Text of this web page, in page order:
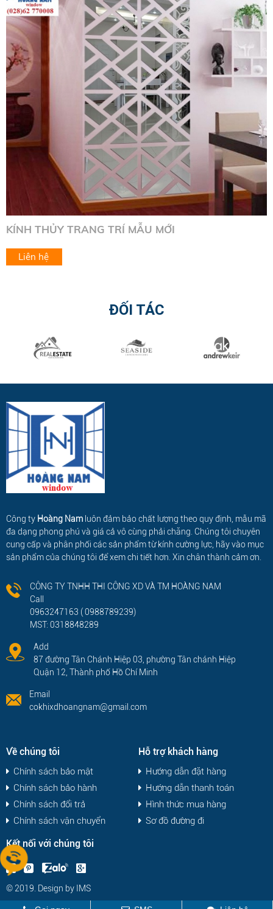
KÍNH THỦY TRANG TRÍ TRẦN NHÀ
ĐỐI TÁC
Công ty Hoàng Nam luôn đảm bảo chất lượng theo quy định, mẫu mã
đa dạng phong phú và giá cả vô cùng phải chăng. Chúng tôi chuyên
cung cấp và phân phối các sản phẩm từ kính cường lực, hãy vào mục
sản phẩm của chúng tôi để xem chi tiết hơn. Xin chân thành cảm ơn.
CÔNG TY TNHH THI CÔNG XD VÀ TM HOÀNG NAM
Call
0963247163 ( 0988789239)
MST: 0318848289
Add
87 đường Tân Chánh Hiệp 03, phường Tân chánh Hiệp
Quận 12, Thành phố Hồ Chí Minh
Email
cokhixdhoangnam@gmail.com
Về chúng tôi
Chính sách bảo mật
Chính sách bảo hành
Chính sách đổi trả
Chính sách vận chuyển
Hỗ trợ khách hàng
Hướng dẫn đặt hàng
Hướng dẫn thanh toán
Hình thức mua hàng
Sơ đồ đường đi
Kết nối với chúng tôi
© 2019. Design by IMS